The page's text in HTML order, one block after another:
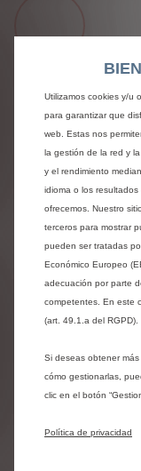
Ambiente Urban
tela negra y gris
Sin coste adicional
Próximos
Compartir
¿Necesitas
Ponte en contacto
Utilizamos cookies y/u
para garantizar que
web. Estas nos
la gestión de la red y
y el rendimiento
idioma o los
ofrecemos. Nuestro
terceros para mostrar
pueden ser tratadas
Económico Europeo
adecuación por parte
competentes. En este
(art. 49.1.a del RGPD).
Si deseas obtener
cómo gestionarlas,
clic en el botón
Política de privacidad